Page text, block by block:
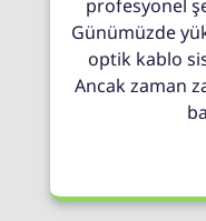
profesyonel
Günümüzde
optik kablo
Ancak zaman